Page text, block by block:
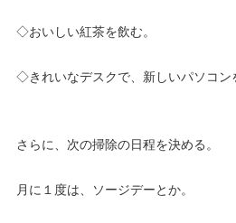
◇おいしい紅茶を飲む。
◇きれいなデスクで、新しいパソコン
さらに、次の掃除の日程を決める。
月に１度は、ソージデーとか。